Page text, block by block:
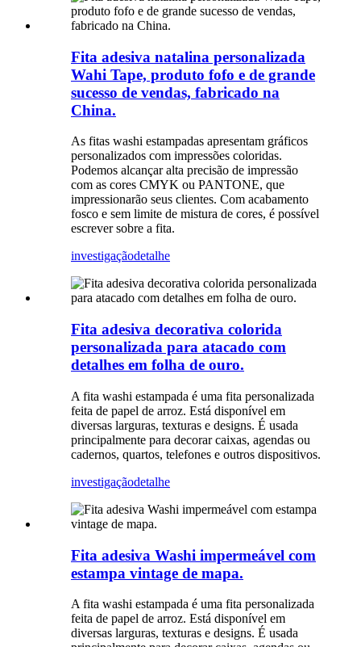
Fita adesiva natalina personalizada
Wahi Tape, produto fofo e de grande
sucesso de vendas, fabricado na
China.
As fitas washi estampadas apresentam gráficos
personalizados com impressões coloridas.
Podemos alcançar alta precisão de impressão
com as cores CMYK ou PANTONE, que
impressionarão seus clientes. Com acabamento
fosco e sem limite de mistura de cores, é possível
escrever sobre a fita.
investigaçãodetalhe
Fita adesiva decorativa colorida
personalizada para atacado com
detalhes em folha de ouro.
A fita washi estampada é uma fita personalizada
feita de papel de arroz. Está disponível em
diversas larguras, texturas e designs. É usada
principalmente para decorar caixas, agendas ou
cadernos, quartos, telefones e outros dispositivos.
investigaçãodetalhe
Fita adesiva Washi impermeável com
estampa vintage de mapa.
A fita washi estampada é uma fita personalizada
feita de papel de arroz. Está disponível em
diversas larguras, texturas e designs. É usada